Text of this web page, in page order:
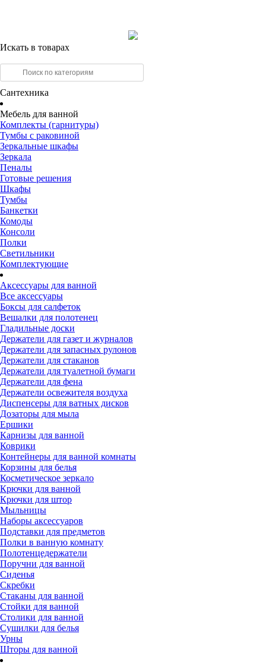
Искать в товарах
Сантехника
Мебель для ванной
Комплекты (гарнитуры)
Тумбы с раковиной
Зеркальные шкафы
Зеркала
Пеналы
Готовые решения
Шкафы
Тумбы
Банкетки
Комоды
Консоли
Полки
Светильники
Комплектующие
Аксессуары для ванной
Все аксессуары
Боксы для салфеток
Вешалки для полотенец
Гладильные доски
Держатели для газет и журналов
Держатели для запасных рулонов
Держатели для стаканов
Держатели для туалетной бумаги
Держатели для фена
Держатели освежителя воздуха
Диспенсеры для ватных дисков
Дозаторы для мыла
Ершики
Карнизы для ванной
Коврики
Контейнеры для ванной комнаты
Корзины для белья
Косметическое зеркало
Крючки для ванной
Крючки для штор
Мыльницы
Наборы аксессуаров
Подставки для предметов
Полки в ванную комнату
Полотенцедержатели
Поручни для ванной
Сиденья
Скребки
Стаканы для ванной
Стойки для ванной
Столики для ванной
Сушилки для белья
Урны
Шторы для ванной